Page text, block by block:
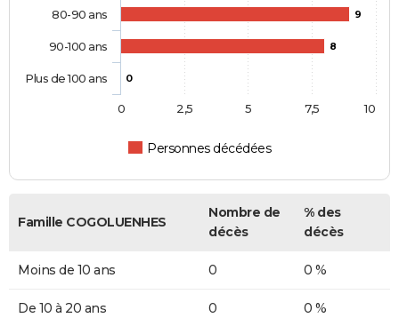
9
8
0
Personnes décédées
80-90 ans
90-100 ans
Plus de 100 ans
0 10
2,5 5 7,5
Famille COGOLUENHES
Nombre de
décès
% des
décès
Moins de 10 ans 0 0 %
De 10 à 20 ans 0 0 %